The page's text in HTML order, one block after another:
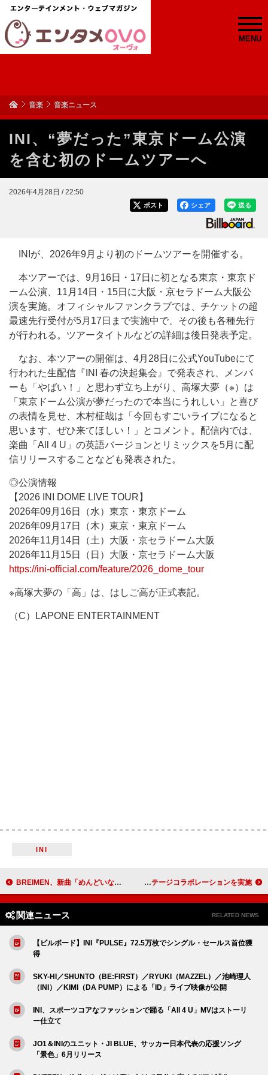
MENU
音楽 音楽ニュース
INI、“夢だった”東京ドーム公演
を含む初のドームツアーへ
2026年4月28日 / 22:50
送る
シェア
ポスト
INIが、2026年9月より初のドームツアーを開催する。
本ツアーでは、9月16日・17日に初となる東京・東京ド
ーム公演、11月14日・15日に大阪・京セラドーム大阪公
演を実施。オフィシャルファンクラブでは、チケットの超
最速先行受付が5月17日まで実施中で、その後も各種先行
が行われる。ツアータイトルなどの詳細は後日発表予定。
なお、本ツアーの開催は、4月28日に公式YouTubeにて
行われた生配信『INI 春の決起集会』で発表され、メンバ
ーも「やばい！」と思わず立ち上がり、高塚大夢（※）は
「東京ドーム公演が夢だったので本当にうれしい」と喜び
の表情を見せ、木村柾哉は「今回もすごいライブになると
思います、ぜひ来てほしい！」とコメント。配信内では、
楽曲「All 4 U」の英語バージョンとリミックスを5月に配
信リリースすることなども発表された。
◎公演情報
【2026 INI DOME LIVE TOUR】
2026年09月16日（水）東京・東京ドーム
2026年09月17日（木）東京・東京ドーム
2026年11月14日（土）大阪・京セラドーム大阪
2026年11月15日（日）大阪・京セラドーム大阪
https://ini-official.com/feature/2026_dome_tour
※高塚大夢の「高」は、はしご高が正式表記。
（C）LAPONE ENTERTAINMENT
INI
BREIMEN、新曲「めんどいな…」配信リリース ジャネット・ジャクソン来日公演、BE:FIRSTとのステージコラボレーションを実施
関連ニュース RELATED NEWS
【ビルボード】INI『PULSE』72.5万枚でシングル・セールス首位獲
得
SKY-HI／SHUNTO（BE:FIRST）／RYUKI（MAZZEL）／池崎理人
（INI）／KIMI（DA PUMP）による「ID」ライブ映像が公開
INI、スポーツコアなファッションで踊る「All 4 U」MVはストーリ
ー仕立て
JO1＆INIのユニット・JI BLUE、サッカー日本代表の応援ソング
「景色」6月リリース